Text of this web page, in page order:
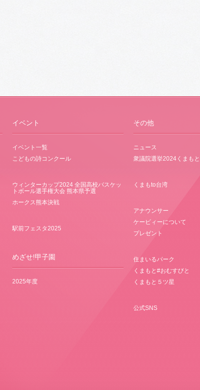
イベント
イベント一覧
こどもの詩コンクール
ウィンターカップ2024 全国高校バスケッ
トボール選手権大会 熊本県予選
ホークス熊本決戦
駅前フェスタ2025
めざせ!甲子園
2025年度
その他
ニュース
衆議院選挙2024くまもと
くまもto台湾
アナウンサー
ケービィーについて
プレゼント
住まいるパーク
くまもと#おむすびと
くまもと５ツ星
公式SNS